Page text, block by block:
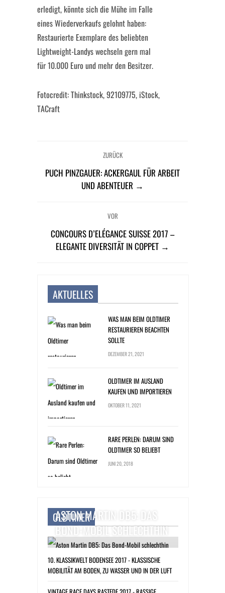
erledigt, könnte sich die Mühe im Falle
eines Wiederverkaufs gelohnt haben:
Restaurierte Exemplare des beliebten
Lightweight-Landys wechseln gern mal
für 10.000 Euro und mehr den Besitzer.
Fotocredit: Thinkstock, 92109775, iStock,
TACraft
ZURÜCK
PUCH PINZGAUER: ACKERGAUL FÜR ARBEIT
UND ABENTEUER →
VOR
CONCOURS D’ELÉGANCE SUISSE 2017 –
ELEGANTE DIVERSITÄT IN COPPET →
AKTUELLES
WAS MAN BEIM OLDTIMER
RESTAURIEREN BEACHTEN
SOLLTE
DEZEMBER 21, 2021
OLDTIMER IM AUSLAND
KAUFEN UND IMPORTIEREN
OKTOBER 11, 2021
RARE PERLEN: DARUM SIND
OLDTIMER SO BELIEBT
JUNI 20, 2018
OLDTIMER
ASTON MARTIN DB5: DAS
BOND-MOBIL SCHLECHTHIN
10. KLASSIKWELT BODENSEE 2017 - KLASSISCHE
MOBILITÄT AM BODEN, ZU WASSER UND IN DER LUFT